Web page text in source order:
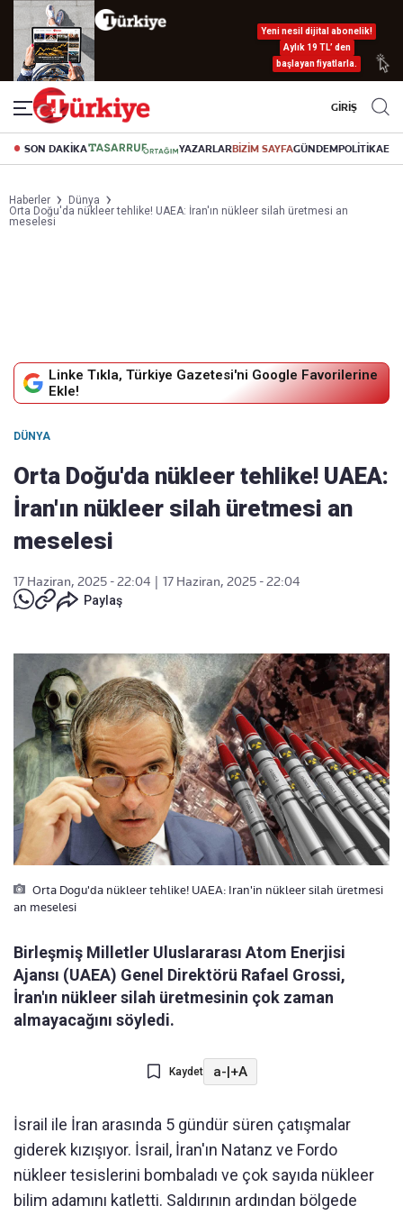
Yeni nesil dijital abonelik!
Aylık 19 TL’ den
başlayan fiyatlarla.
GİRİŞ
SON DAKİKA YAZARLARBİZİM SAYFAGÜNDEMPOLİTİKA
Haberler
Dünya
Orta Doğu'da nükleer tehlike! UAEA: İran'ın nükleer silah üretmesi an
meselesi
Linke Tıkla, Türkiye Gazetesi'ni Google Favorilerine
Ekle!
DÜNYA
Orta Doğu'da nükleer tehlike! UAEA:
İran'ın nükleer silah üretmesi an
meselesi
17 Haziran, 2025 - 22:04
17 Haziran, 2025 - 22:04
Paylaş
Orta Dogu'da nükleer tehlike! UAEA: Iran'in nükleer silah üretmesi
an meselesi
Birleşmiş Milletler Uluslararası Atom Enerjisi
Ajansı (UAEA) Genel Direktörü Rafael Grossi,
İran'ın nükleer silah üretmesinin çok zaman
almayacağını söyledi.
Kaydet a-|+A
İsrail ile İran arasında 5 gündür süren çatışmalar
giderek kızışıyor. İsrail, İran'ın Natanz ve Fordo
nükleer tesislerini bombaladı ve çok sayıda nükleer
bilim adamını katletti. Saldırının ardından bölgede